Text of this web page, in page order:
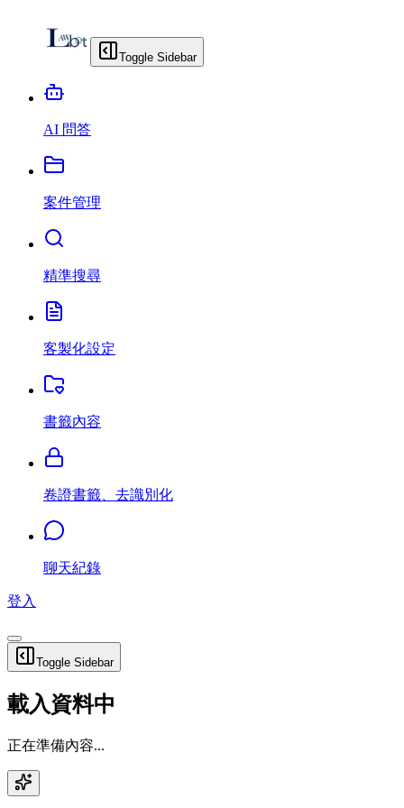
Toggle Sidebar
AI 問答
案件管理
精準搜尋
客製化設定
書籤內容
卷證書籤、去識別化
聊天紀錄
登入
Toggle Sidebar
載入資料中
正在準備內容...